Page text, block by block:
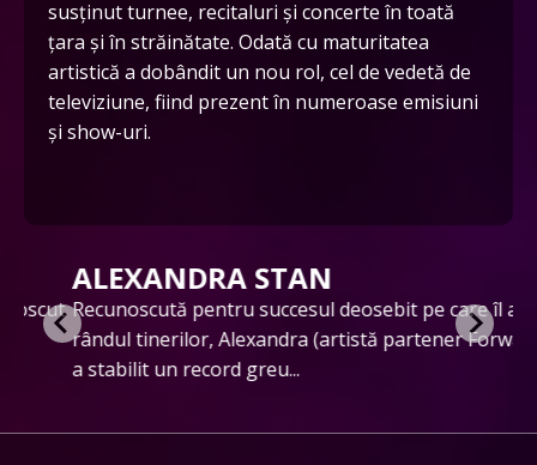
susținut turnee, recitaluri și concerte în toată
țara și în străinătate. Odată cu maturitatea
artistică a dobândit un nou rol, cel de vedetă de
televiziune, fiind prezent în numeroase emisiuni
și show-uri.
ALEXANDRA STAN
Recunoscută pentru succesul deosebit pe care îl are în
rândul tinerilor, Alexandra (artistă partener Forward)
a stabilit un record greu...